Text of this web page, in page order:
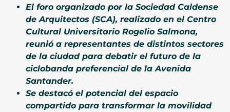
El foro organizado por la Sociedad Caldense
de Arquitectos (SCA), realizado en el Centro
Cultural Universitario Rogelio Salmona,
reunió a representantes de distintos sectores
de la ciudad para debatir el futuro de la
ciclobanda preferencial de la Avenida
Santander.
Se destacó el potencial del espacio
compartido para transformar la movilidad